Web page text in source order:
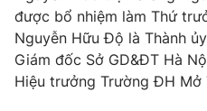
Câu chuyện quốc tế
Thị trường
Góc doanh nghiệp
Truyền hình
Phim VTV
được bổ nhiệm làm Thứ
Nguyễn Hữu Độ là Thành
Giám đốc Sở GD&ĐT Hà
Hiệu trưởng Trường ĐH Mở